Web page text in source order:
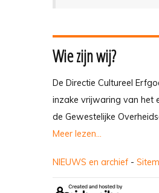
Wie zijn wij?
De Directie Cultureel
inzake vrijwaring van het
de Gewestelijke
Meer lezen...
NIEUWS en archief -